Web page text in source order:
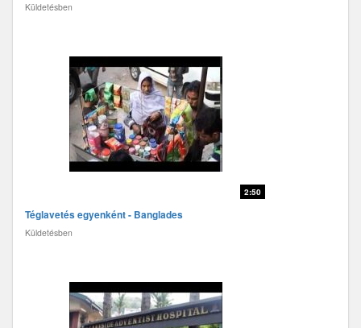
Küldetésben
2:50
Téglavetés egyenként - Banglades
Küldetésben